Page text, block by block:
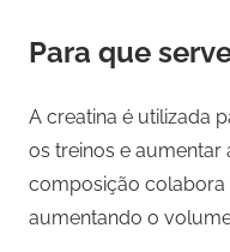
Para que
A creatina é utilizada
os treinos e aumentar
composição colabora
aumentando o